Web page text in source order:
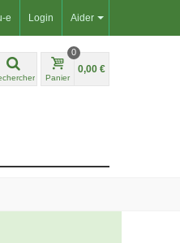
Aider
e Login
Panier
0
0,00 €